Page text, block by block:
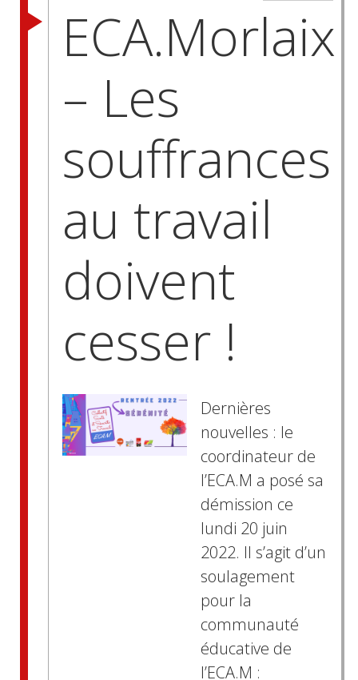
ECA.Morlaix
– Les
souffrances
au travail
doivent
cesser !
Dernières
nouvelles : le
coordinateur de
l’ECA.M a posé sa
démission ce
lundi 20 juin
2022. Il s’agit d’un
soulagement
pour la
communauté
éducative de
l’ECA.M :